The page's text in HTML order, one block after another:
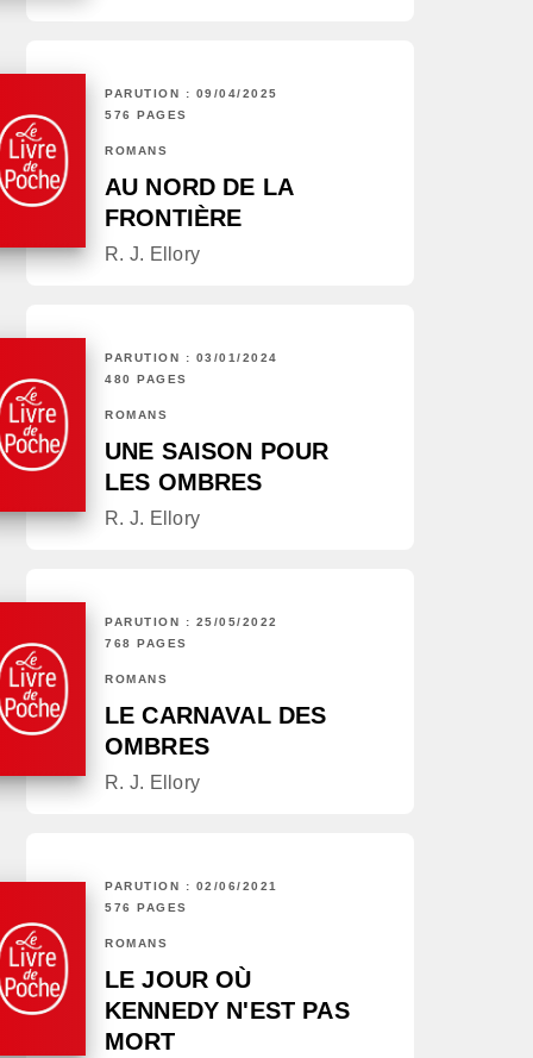
PARUTION : 09/04/2025
576 PAGES
ROMANS
AU NORD DE LA
FRONTIÈRE
R. J. Ellory
PARUTION : 03/01/2024
480 PAGES
ROMANS
UNE SAISON POUR
LES OMBRES
R. J. Ellory
PARUTION : 25/05/2022
768 PAGES
ROMANS
LE CARNAVAL DES
OMBRES
R. J. Ellory
PARUTION : 02/06/2021
576 PAGES
ROMANS
LE JOUR OÙ
KENNEDY N'EST PAS
MORT